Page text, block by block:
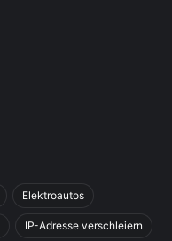
Elektroautos
IP-Adresse verschleiern